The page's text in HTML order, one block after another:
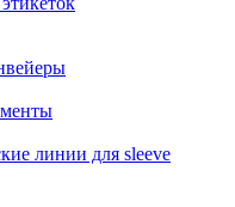
линии для sleeve